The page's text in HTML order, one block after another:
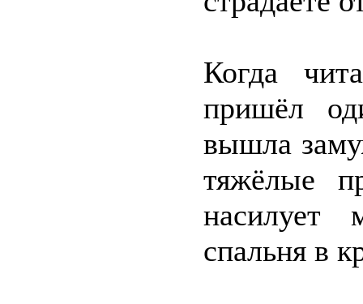
Когда
пришёл
вышла
тяжёлые
насилует
спальня в